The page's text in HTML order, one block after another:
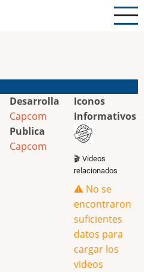
Desarrolla
Capcom
Publica
Capcom
Iconos
Informativos
🎬 Videos
relacionados
⚠️ No se
encontraron
suficientes
datos para
cargar los
videos